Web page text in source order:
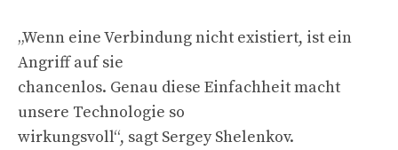
„Wenn eine Verbindung nicht existiert, ist ein
Angriff auf sie
chancenlos. Genau diese Einfachheit macht
unsere Technologie so
wirkungsvoll“, sagt Sergey Shelenkov.